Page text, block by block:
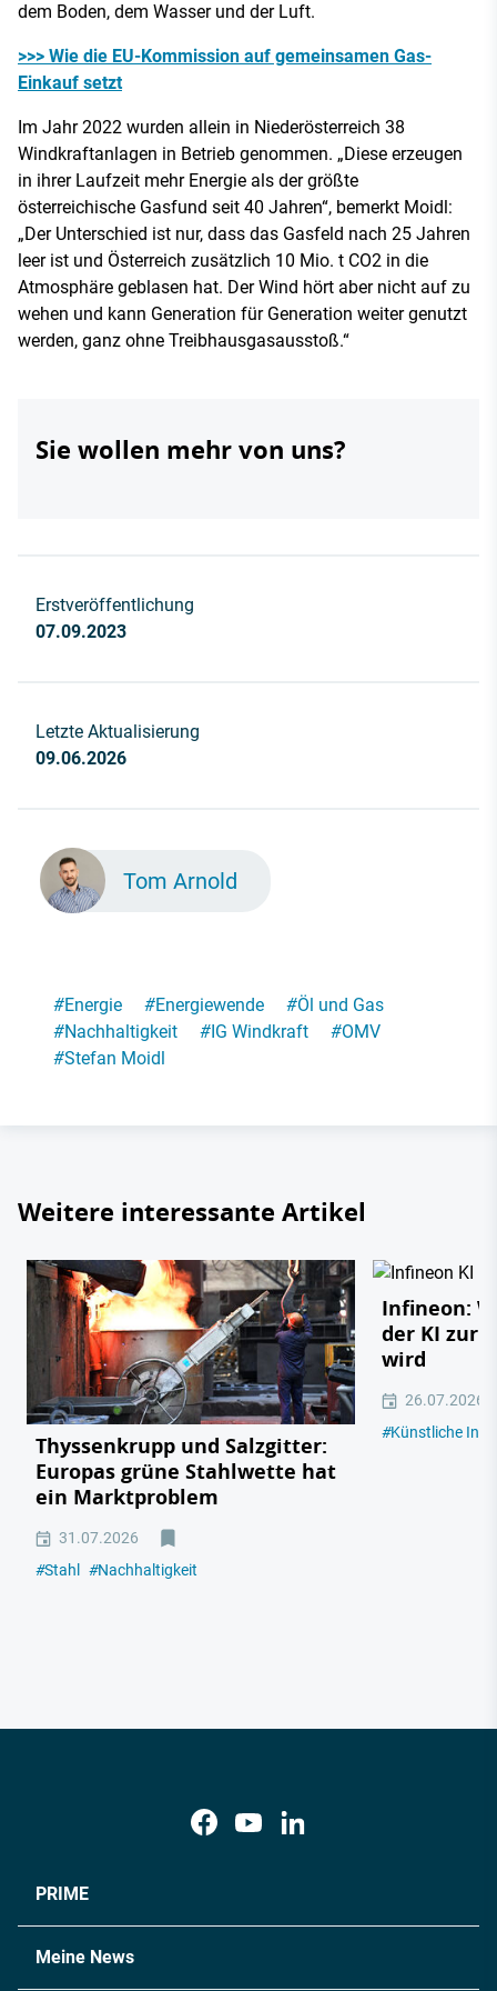
dem Boden, dem Wasser und der Luft.
>>> Wie die EU-Kommission auf gemeinsamen Gas-
Einkauf setzt
Im Jahr 2022 wurden allein in Niederösterreich 38
Windkraftanlagen in Betrieb genommen. „Diese erzeugen
in ihrer Laufzeit mehr Energie als der größte
österreichische Gasfund seit 40 Jahren“, bemerkt Moidl:
„Der Unterschied ist nur, dass das Gasfeld nach 25 Jahren
leer ist und Österreich zusätzlich 10 Mio. t CO2 in die
Atmosphäre geblasen hat. Der Wind hört aber nicht auf zu
wehen und kann Generation für Generation weiter genutzt
werden, ganz ohne Treibhausgasausstoß.“
Sie wollen mehr von uns?
Erstveröffentlichung
07.09.2023
Letzte Aktualisierung
09.06.2026
Tom Arnold
#Energie #Energiewende #Öl und Gas
#Nachhaltigkeit #IG Windkraft #OMV
#Stefan Moidl
Weitere interessante Artikel
Thyssenkrupp und Salzgitter:
Europas grüne Stahlwette hat
ein Marktproblem
31.07.2026
#Stahl #Nachhaltigkeit
Infineon:
der KI zur
wird
26.07.2026
#Künstliche
PRIME
Meine News